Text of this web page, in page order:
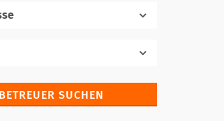
SUCHEN